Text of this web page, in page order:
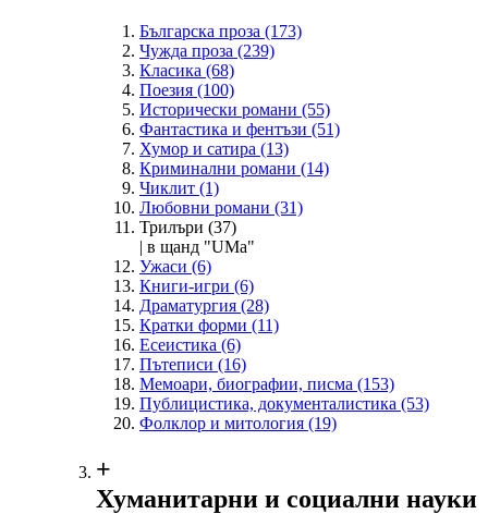
Българска проза (173)
Чужда проза (239)
Класика (68)
Поезия (100)
Исторически романи (55)
Фантастика и фентъзи (51)
Хумор и сатира (13)
Криминални романи (14)
Чиклит (1)
Любовни романи (31)
Трилъри (37)
| в щанд "UMa"
Ужаси (6)
Книги-игри (6)
Драматургия (28)
Кратки форми (11)
Есеистика (6)
Пътеписи (16)
Мемоари, биографии, писма (153)
Публицистика, документалистика (53)
Фолклор и митология (19)
+
Хуманитарни и социални науки